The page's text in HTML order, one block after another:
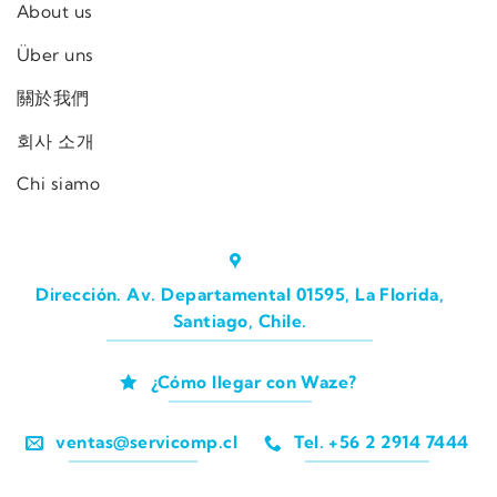
About us
Über uns
關於我們
회사 소개
Chi siamo
Dirección. Av. Departamental 01595, La Florida,
Santiago, Chile.
¿Cómo llegar con Waze?
ventas@servicomp.cl Tel. +56 2 2914 7444